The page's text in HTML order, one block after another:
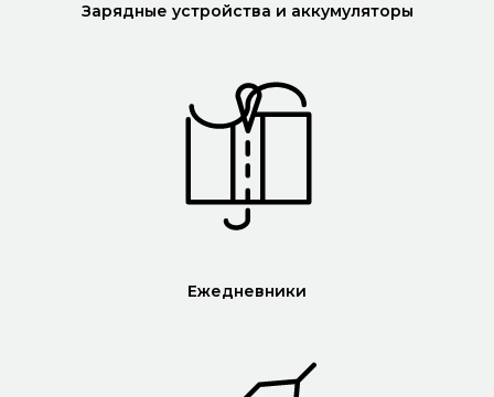
Зарядные устройства и аккумуляторы
Ежедневники